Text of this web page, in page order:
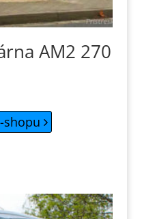
AM2 270
shopu